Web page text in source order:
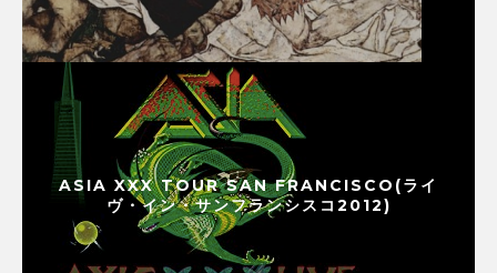
ASIA XXX TOUR SAN FRANCISCO(ライ
ヴ・イン・サンフランシスコ2012)